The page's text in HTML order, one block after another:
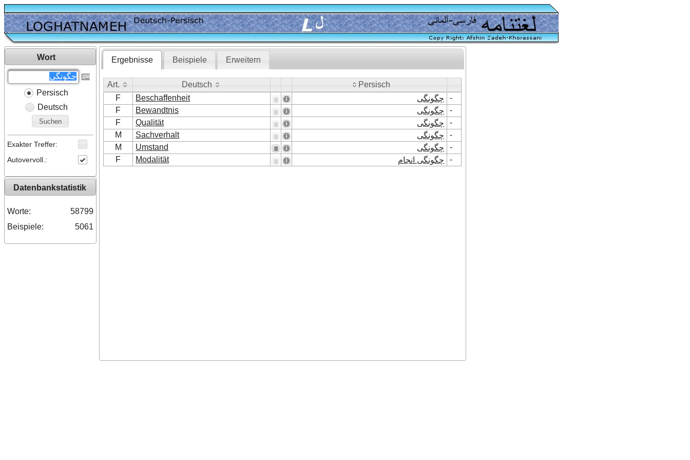
Wort
Persisch
Deutsch
Suchen
Exakter Treffer:
Autovervoll.:
Datenbankstatistik
Worte:
58799
Beispiele:
5061
Ergebnisse Beispiele Erweitern
Art. Deutsch
Persisch
Art.
Deutsch
F Beschaffenheit چگونگی
-
F
Bewandtnis چگونگی
-
F
Qualität چگونگی
-
M
Sachverhalt چگونگی
-
M
Umstand چگونگی
-
F
Modalität چگونگی انجام -